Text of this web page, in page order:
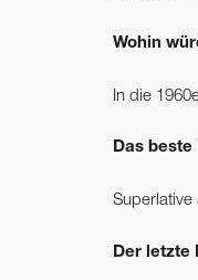
Wohin
In die
Das beste
Superlative
Der letzte